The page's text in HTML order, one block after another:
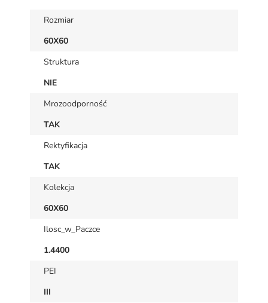
Rozmiar
60X60
Struktura
NIE
Mrozoodporność
TAK
Rektyfikacja
TAK
Kolekcja
60X60
Ilosc_w_Paczce
1.4400
PEI
III